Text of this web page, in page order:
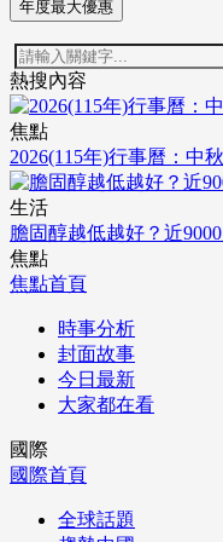
年度最大優惠
熱搜內容
焦點
2026(115年)行事曆：中
生活
膽固醇越低越好？近
焦點
焦點首頁
時事分析
封面故事
今日最新
大家都在看
國際
國際首頁
全球話題